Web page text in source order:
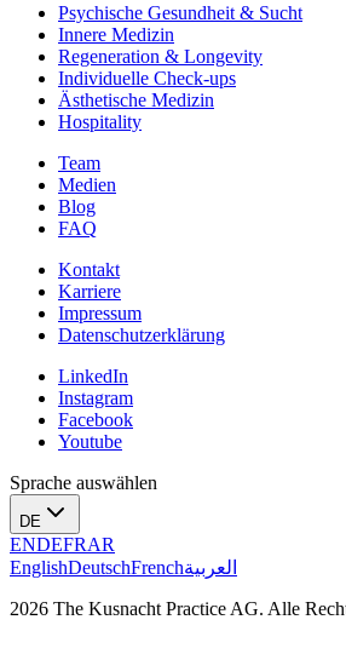
Psychische Gesundheit & Sucht
Innere Medizin
Regeneration & Longevity
Individuelle Check-ups
Ästhetische Medizin
Hospitality
Team
Medien
Blog
FAQ
Kontakt
Karriere
Impressum
Datenschutzerklärung
LinkedIn
Instagram
Facebook
Youtube
Sprache auswählen
DE
ENDEFRAR
EnglishDeutschFrenchالعربية
2026 The Kusnacht Practice AG. Alle